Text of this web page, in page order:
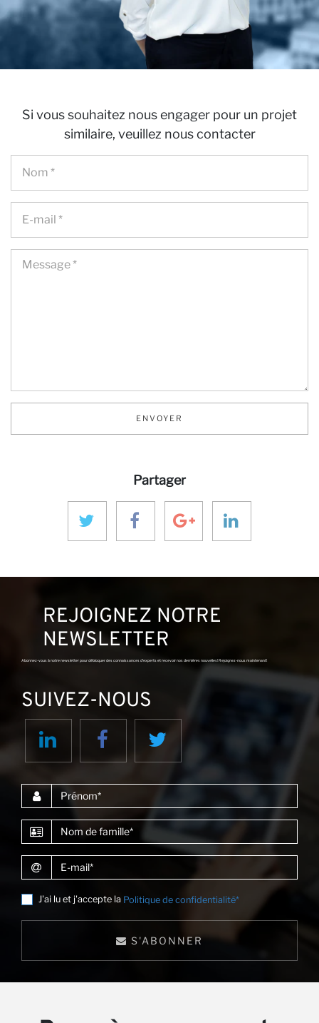
Si vous souhaitez nous engager pour un projet
similaire, veuillez nous contacter
ENVOYER
Partager
REJOIGNEZ NOTRE
NEWSLETTER
Abonnez-vous à notre newsletter pour débloquer des connaissances d'experts et recevoir nos dernières nouvelles! Rejoignez-nous maintenant!
SUIVEZ-NOUS
Prénom
Nom de famille
E-mail
J'ai lu et j'accepte la Politique de confidentialité*
S'ABONNER